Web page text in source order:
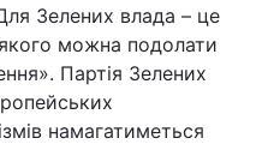
Зелених влада – це
можна подолати
Партія Зелених
намагатиметься